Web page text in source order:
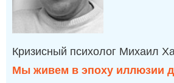
Кризисный психолог Михаил
Мы живем в эпоху иллюзии